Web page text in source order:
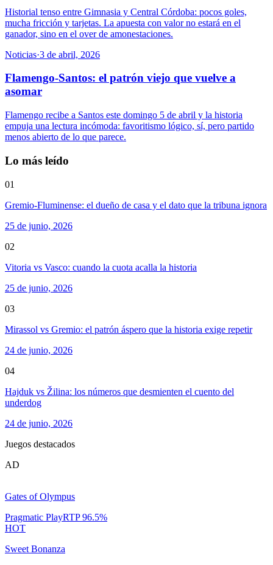
Historial tenso entre Gimnasia y Central Córdoba: pocos goles,
mucha fricción y tarjetas. La apuesta con valor no estará en el
ganador, sino en el over de amonestaciones.
Noticias·3 de abril, 2026
Flamengo-Santos: el patrón viejo que vuelve a
asomar
Flamengo recibe a Santos este domingo 5 de abril y la historia
empuja una lectura incómoda: favoritismo lógico, sí, pero partido
menos abierto de lo que parece.
Lo más leído
01
Gremio-Fluminense: el dueño de casa y el dato que la tribuna ignora
25 de junio, 2026
02
Vitoria vs Vasco: cuando la cuota acalla la historia
25 de junio, 2026
03
Mirassol vs Gremio: el patrón áspero que la historia exige repetir
24 de junio, 2026
04
Hajduk vs Žilina: los números que desmienten el cuento del
underdog
24 de junio, 2026
Juegos destacados
AD
Gates of Olympus
Pragmatic PlayRTP96.5%
HOT
Sweet Bonanza